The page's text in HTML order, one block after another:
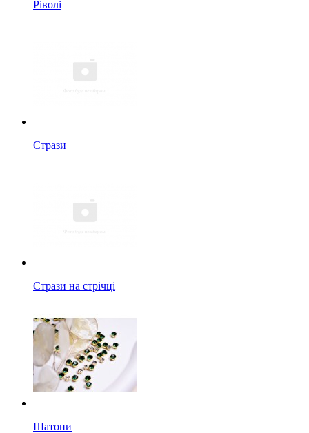
Ріволі
Стрази
Стрази на стрічці
Шатони